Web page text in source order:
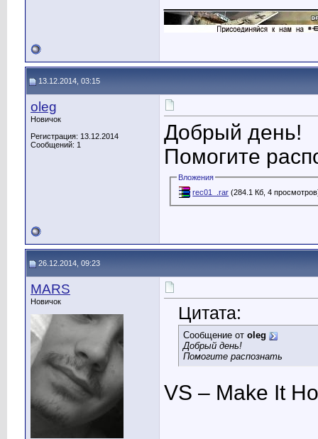
13.12.2014, 03:15
oleg
Новичок
Регистрация: 13.12.2014
Сообщений: 1
Добрый день!
Помогите
Вложения
rec01_.rar (284.1 Кб, 4
26.12.2014, 09:23
MARS
Новичок
Цитата:
Сообщение от oleg
Добрый день!
Помогите распознать
VS – Make It